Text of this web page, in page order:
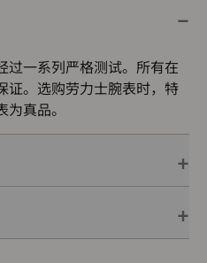
过一系列严格测试。所有在
证。选购劳力士腕表时，特
真品。
章是超卓天文台精密时计